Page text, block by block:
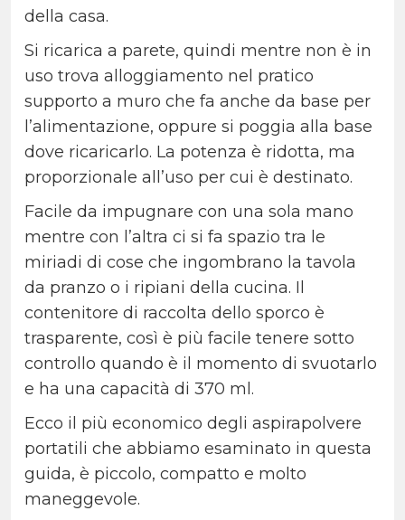
della casa.
Si ricarica a parete, quindi mentre non è in
uso trova alloggiamento nel pratico
supporto a muro che fa anche da base per
l’alimentazione, oppure si poggia alla base
dove ricaricarlo. La potenza è ridotta, ma
proporzionale all’uso per cui è destinato.
Facile da impugnare con una sola mano
mentre con l’altra ci si fa spazio tra le
miriadi di cose che ingombrano la tavola
da pranzo o i ripiani della cucina. Il
contenitore di raccolta dello sporco è
trasparente, così è più facile tenere sotto
controllo quando è il momento di svuotarlo
e ha una capacità di 370 ml.
Ecco il più economico degli aspirapolvere
portatili che abbiamo esaminato in questa
guida, è piccolo, compatto e molto
maneggevole.